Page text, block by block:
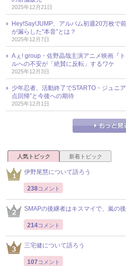
2025年12月21日
Hey!Say!JUMP、アルバム初週20万枚
が漏らした“本音”とは？
2025年12月7日
Aぇ! group・佐野晶哉主演アニメ映画『
ルへの不安が「絶賛に反転」するワケ
2025年12月3日
少年忍者、活動終了でSTARTO・ジュニ
点回帰”と今後への期待
2025年12月1日
人気トピック 新着トピック
伊野尾慧について語ろう
238コメント
SMAPの後継者はキスマイで、嵐の
214コメント
三宅健について語ろう
107 コメント